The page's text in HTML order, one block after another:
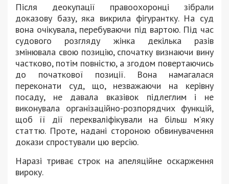
Після деокупації правоохоронці зібрали
доказову базу, яка викрила фігурантку. На суд
вона очікувала, перебуваючи під вартою. Під час
судового розгляду жінка декілька разів
змінювала свою позицію, спочатку визнаючи вину
частково, потім повністю, а згодом повертаючись
до початкової позиції. Вона намагалася
переконати суд, що, незважаючи на керівну
посаду, не давала вказівок підлеглим і не
виконувала організаційно-розпорядчих функцій,
щоб її дії перекваліфікували на більш м’яку
статтю. Проте, надані стороною обвинувачення
докази спростували цю версію.
Наразі триває строк на апеляційне оскарження
вироку.